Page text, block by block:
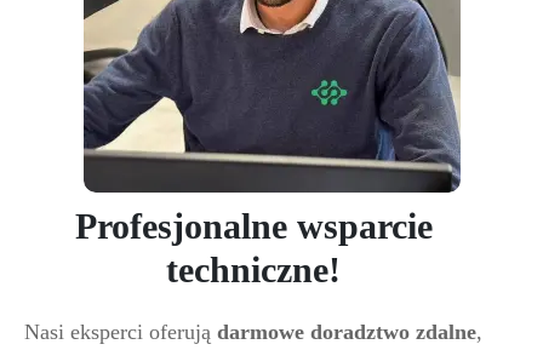
Profesjonalne wsparcie
techniczne!
Nasi eksperci oferują darmowe doradztwo zdalne,